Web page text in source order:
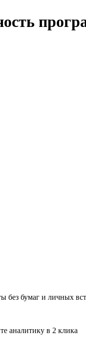
без бумаг и личных
аналитику в 2 клика